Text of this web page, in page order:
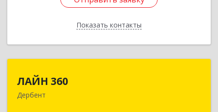
Показать контакты
Назад
ЛАЙН 360
Дербент
368600, Дагестан Респ, Дербент г, Ю.Гагарина